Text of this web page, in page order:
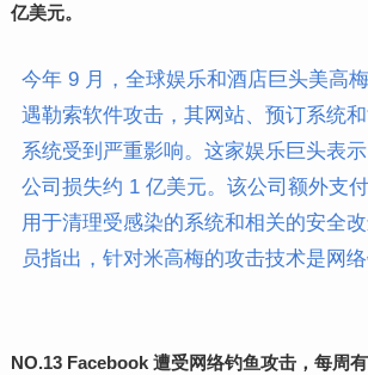
亿美元。
今年 9 月，全球娱乐和酒店巨头美高
遇勒索软件攻击，其网站、预订系统
系统受到严重影响。这家娱乐巨头表
公司损失约 1 亿美元。该公司额外支
用于清理受感染的系统和相关的安全
员指出，针对米高梅的攻击技术是网络
NO.13 Facebook 遭受网络钓鱼攻击，每周